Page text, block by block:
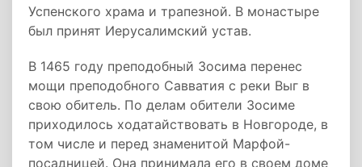
Успенского храма и трапезной. В монастыре
был принят Иерусалимский устав.
В 1465 году преподобный Зосима перенес
мощи преподобного Савватия с реки Выг в
свою обитель. По делам обители Зосиме
приходилось ходатайствовать в Новгороде, в
том числе и перед знаменитой Марфой-
посадницей. Она принимала его в своем доме